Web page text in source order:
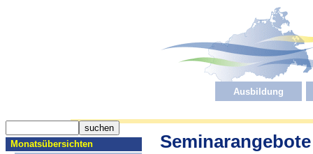
Ausbildung
Monatsübersichten
Seminarangebote